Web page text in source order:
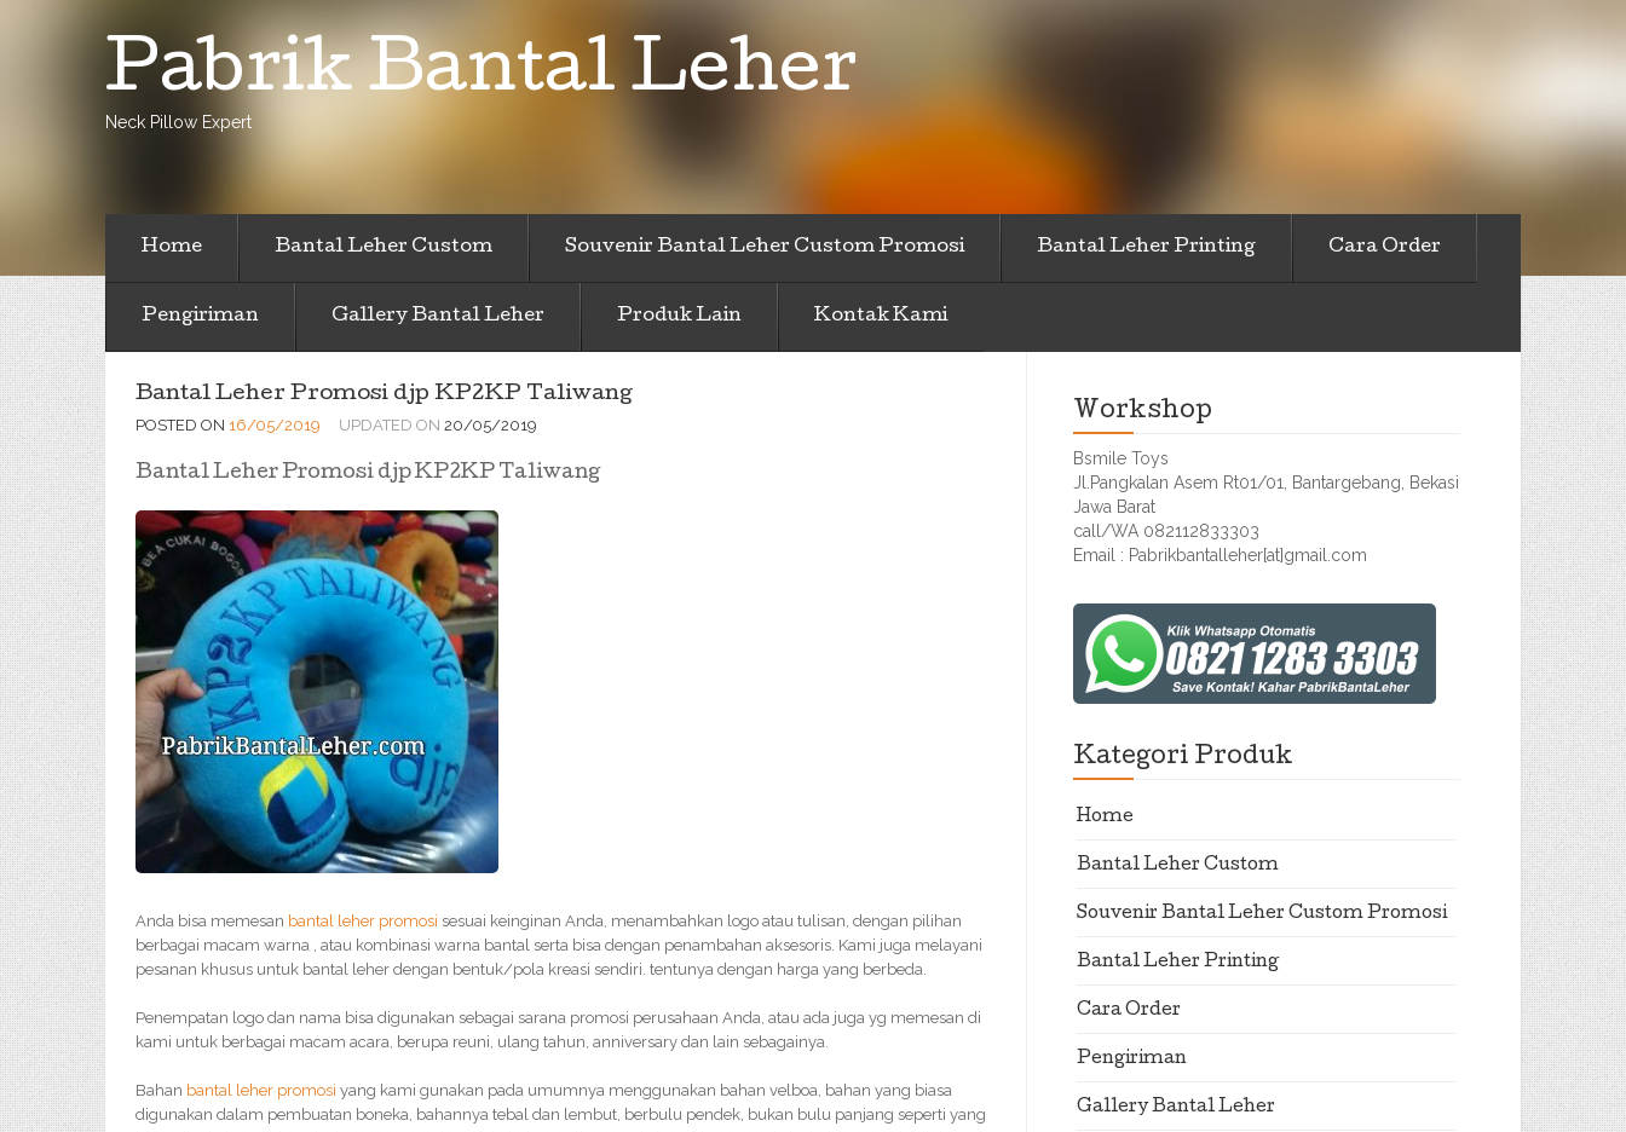
Pabrik Bantal Leher
Neck Pillow Expert
Home Bantal Leher Custom Souvenir Bantal Leher Custom Promosi Bantal Leher Printing Cara Order
Pengiriman Gallery Bantal Leher Produk Lain Kontak Kami
Bantal Leher Promosi djp KP2KP Taliwang
POSTED ON 16/05/2019 UPDATED ON 20/05/2019
Bantal Leher Promosi djp KP2KP Taliwang
Anda bisa memesan bantal leher promosi sesuai keinginan Anda, menambahkan logo atau tulisan, dengan pilihan
berbagai macam warna , atau kombinasi warna bantal serta bisa dengan penambahan aksesoris. Kami juga melayani
pesanan khusus untuk bantal leher dengan bentuk/pola kreasi sendiri. tentunya dengan harga yang berbeda.
Penempatan logo dan nama bisa digunakan sebagai sarana promosi perusahaan Anda, atau ada juga yg memesan di
kami untuk berbagai macam acara, berupa reuni, ulang tahun, anniversary dan lain sebagainya.
Bahan bantal leher promosi yang kami gunakan pada umumnya menggunakan bahan velboa, bahan yang biasa
digunakan dalam pembuatan boneka, bahannya tebal dan lembut, berbulu pendek, bukan bulu panjang seperti yang
Workshop
Bsmile Toys
Jl.Pangkalan Asem Rt01/01, Bantargebang, Bekasi
Jawa Barat
call/WA 082112833303
Email : Pabrikbantalleher[at]gmail.com
Kategori Produk
Home
Bantal Leher Custom
Souvenir Bantal Leher Custom Promosi
Bantal Leher Printing
Cara Order
Pengiriman
Gallery Bantal Leher